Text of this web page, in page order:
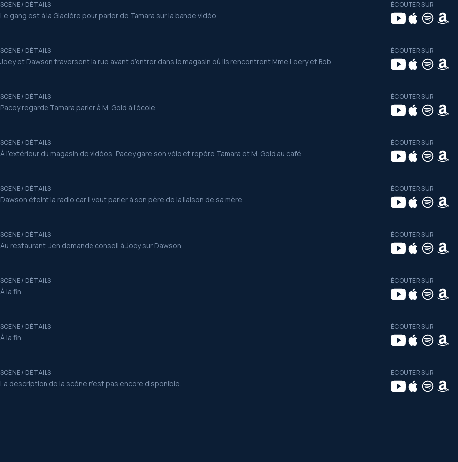
SCÈNE / DÉTAILS
Le gang est à la Glacière pour parler de Tamara sur la bande vidéo.
ÉCOUTER SUR
SCÈNE / DÉTAILS
Joey et Dawson traversent la rue avant d’entrer dans le magasin où ils rencontrent Mme Leery et Bob.
ÉCOUTER SUR
SCÈNE / DÉTAILS
Pacey regarde Tamara parler à M. Gold à l’école.
ÉCOUTER SUR
SCÈNE / DÉTAILS
À l’extérieur du magasin de vidéos, Pacey gare son vélo et repère Tamara et M. Gold au café.
ÉCOUTER SUR
SCÈNE / DÉTAILS
Dawson éteint la radio car il veut parler à son père de la liaison de sa mère.
ÉCOUTER SUR
SCÈNE / DÉTAILS
Au restaurant, Jen demande conseil à Joey sur Dawson.
ÉCOUTER SUR
SCÈNE / DÉTAILS
À la fin.
ÉCOUTER SUR
SCÈNE / DÉTAILS
À la fin.
ÉCOUTER SUR
SCÈNE / DÉTAILS
La description de la scène n’est pas encore disponible.
ÉCOUTER SUR